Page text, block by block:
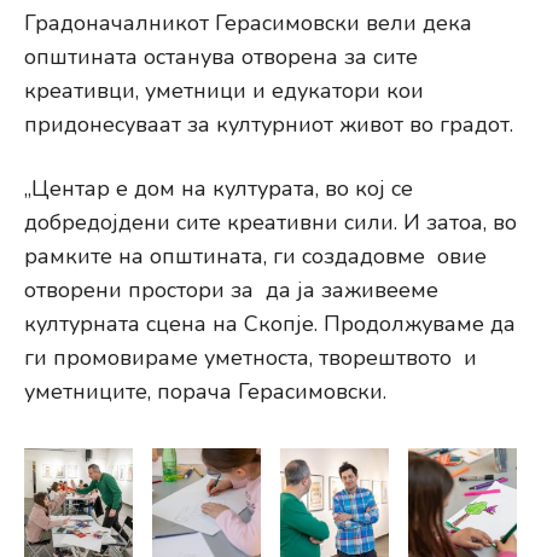
Градоначалникот Герасимовски вели дека
општината останува отворена за сите
креативци, уметници и едукатори кои
придонесуваат за културниот живот во градот.
„Центар е дом на културата, во кој се
добредојдени сите креативни сили. И затоа, во
рамките на општината, ги создадовме овие
отворени простори за да ја заживееме
културната сцена на Скопје. Продолжуваме да
ги промовираме уметноста, творештвото и
уметниците, порача Герасимовски.